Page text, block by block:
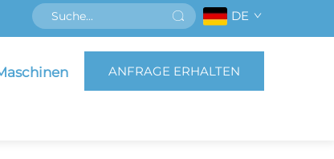
DE
ANFRAGE ERHALTEN